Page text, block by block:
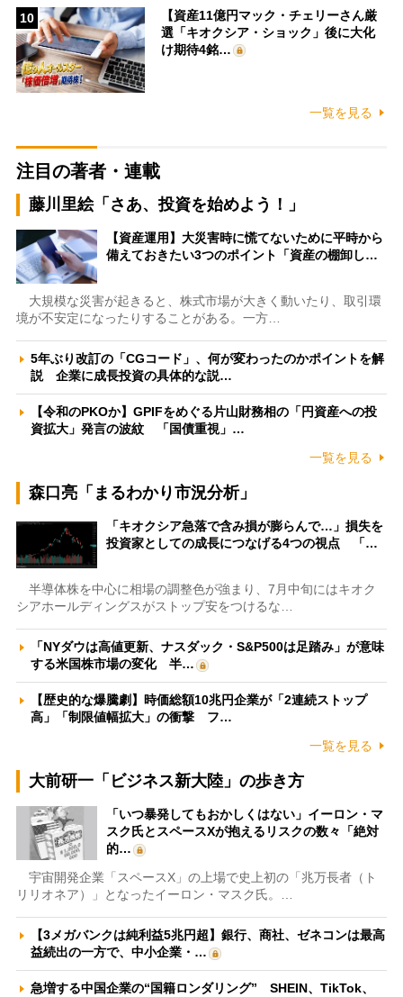
10
【資産11億円マック・チェリーさん厳
選「キオクシア・ショック」後に大化
け期待4銘…
一覧を見る
注目の著者・連載
藤川里絵「さあ、投資を始めよう！」
【資産運用】大災害時に慌てないために平時から
備えておきたい3つのポイント「資産の棚卸し…
大規模な災害が起きると、株式市場が大きく動いたり、取引環
境が不安定になったりすることがある。一方…
5年ぶり改訂の「CGコード」、何が変わったのかポイントを解
説 企業に成長投資の具体的な説…
【令和のPKOか】GPIFをめぐる片山財務相の「円資産への投
資拡大」発言の波紋 「国債重視」…
一覧を見る
森口亮「まるわかり市況分析」
「キオクシア急落で含み損が膨らんで…」損失を
投資家としての成長につなげる4つの視点 「…
半導体株を中心に相場の調整色が強まり、7月中旬にはキオク
シアホールディングスがストップ安をつけるな…
「NYダウは高値更新、ナスダック・S&P500は足踏み」が意味
する米国株市場の変化 半…
【歴史的な爆騰劇】時価総額10兆円企業が「2連続ストップ
高」「制限値幅拡大」の衝撃 フ…
一覧を見る
大前研一「ビジネス新大陸」の歩き方
「いつ暴発してもおかしくはない」イーロン・マ
スク氏とスペースXが抱えるリスクの数々「絶対
的…
宇宙開発企業「スペースX」の上場で史上初の「兆万長者（ト
リリオネア）」となったイーロン・マスク氏。…
【3メガバンクは純利益5兆円超】銀行、商社、ゼネコンは最高
益続出の一方で、中小企業・…
急増する中国企業の“国籍ロンダリング” SHEIN、TikTok、